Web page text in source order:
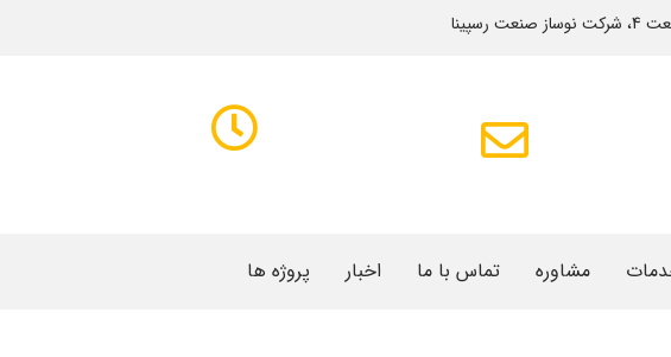
مشاوره تماس با ما اخبار پروژه ها